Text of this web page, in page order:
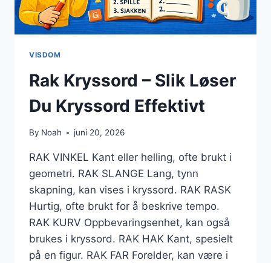
VISDOM
Rak Kryssord – Slik Løser
Du Kryssord Effektivt
By Noah juni 20, 2026
RAK VINKEL Kant eller helling, ofte brukt i
geometri. RAK SLANGE Lang, tynn
skapning, kan vises i kryssord. RAK RASK
Hurtig, ofte brukt for å beskrive tempo.
RAK KURV Oppbevaringsenhet, kan også
brukes i kryssord. RAK HAK Kant, spesielt
på en figur. RAK FAR Forelder, kan være i